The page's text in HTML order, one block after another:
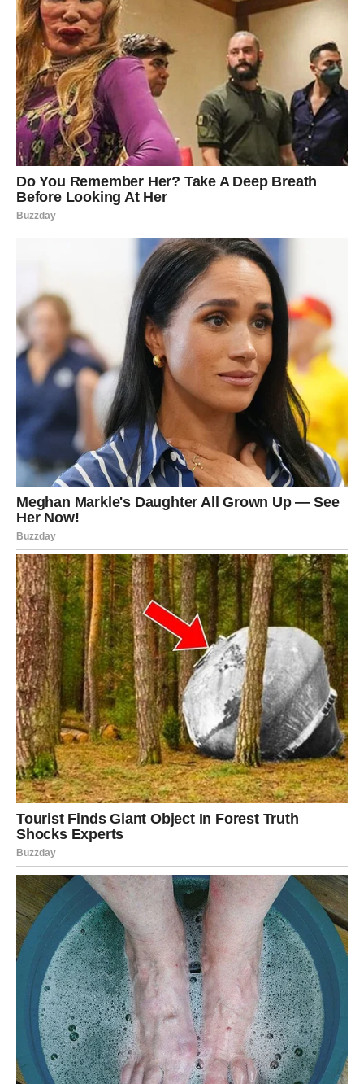
Najveća lekcija koju vam sudbina
donosi
Više nikada nećete pristajati na manje od
onoga što zaslužujete
Sve što budete prošli naučiće vas da cenite sebe mnogo
više nego ranije. Prestaćete da jurite ljude kojima nije
stalo do vas, prestaćete da tražite opravdanja za tuđe
postupke i konačno ćete shvatiti koliko vredite.
Ovo će biti period sazrevanja, ali i oslobađanja od svega
što vas je činilo nesrećnim.
Počećete da birate mir umesto rasprava, iskrenost
umesto lažnih obećanja i ljude koji vas vole zbog onoga
što jeste.